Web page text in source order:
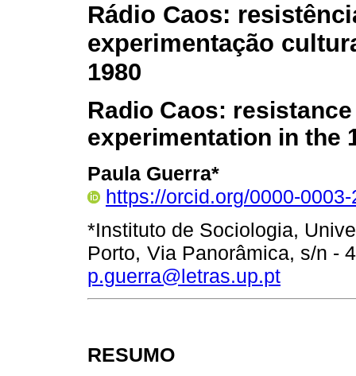
Rádio Caos:
experimentação
1980
Radio Caos:
experimentation in the
Paula Guerra*
https://orcid.org/0000-
*Instituto de Sociologia,
Porto, Via Panorâmica, s/n -
p.guerra@letras.up.pt
RESUMO